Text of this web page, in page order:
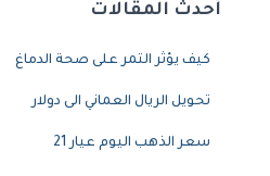
أحدث المقالات
كيف يؤثر التمر على صحة الدماغ
تحويل الريال العماني الى دولار
سعر الذهب اليوم عيار 21